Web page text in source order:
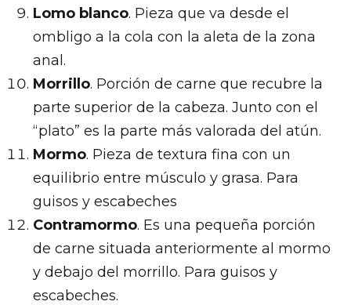
Lomo blanco. Pieza que va desde el
ombligo a la cola con la aleta de la zona
anal.
Morrillo. Porción de carne que recubre la
parte superior de la cabeza. Junto con el
“plato” es la parte más valorada del atún.
Mormo. Pieza de textura fina con un
equilibrio entre músculo y grasa. Para
guisos y escabeches
Contramormo. Es una pequeña porción
de carne situada anteriormente al mormo
y debajo del morrillo. Para guisos y
escabeches.